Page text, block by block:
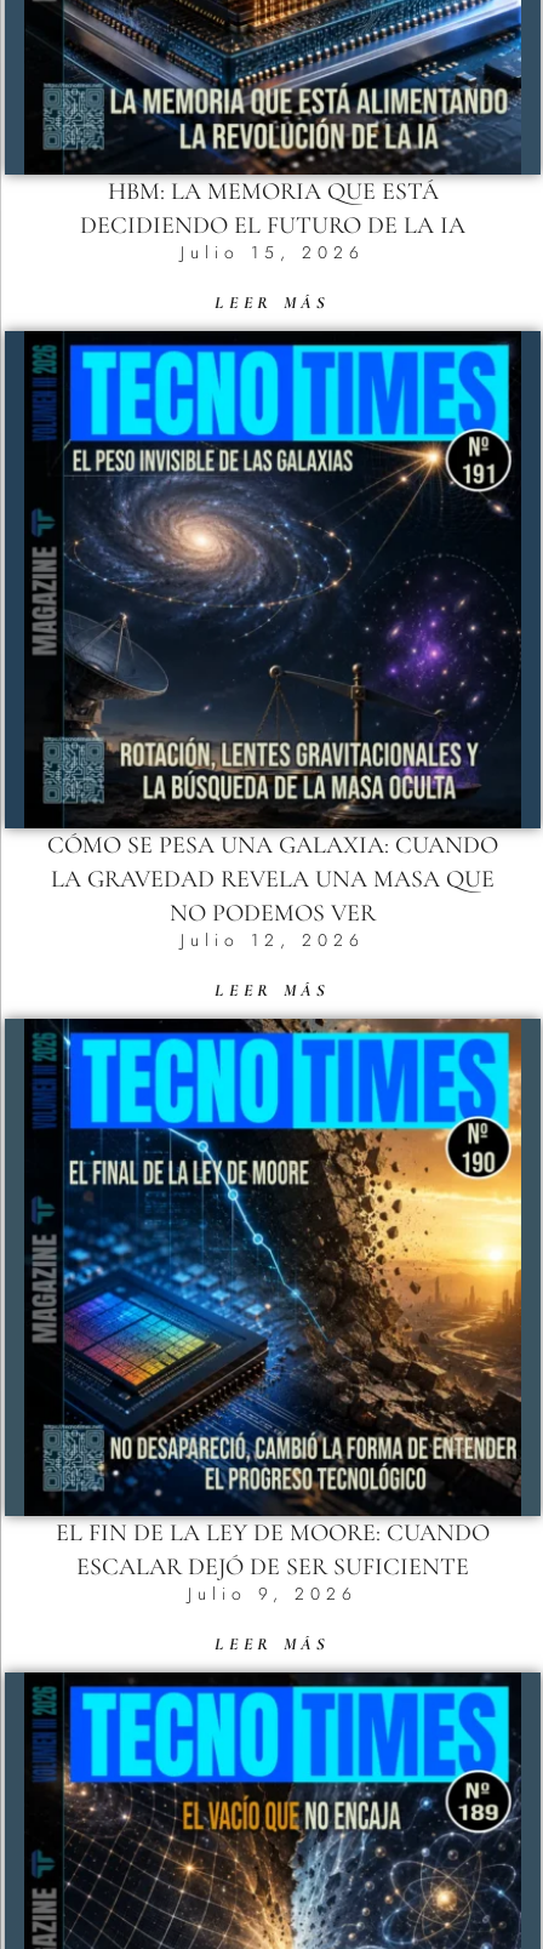
HBM: LA MEMORIA QUE ESTÁ
DECIDIENDO EL FUTURO DE LA IA
Julio 15, 2026
LEER MÁS
CÓMO SE PESA UNA GALAXIA: CUANDO
LA GRAVEDAD REVELA UNA MASA QUE
NO PODEMOS VER
Julio 12, 2026
LEER MÁS
EL FIN DE LA LEY DE MOORE: CUANDO
ESCALAR DEJÓ DE SER SUFICIENTE
Julio 9, 2026
LEER MÁS